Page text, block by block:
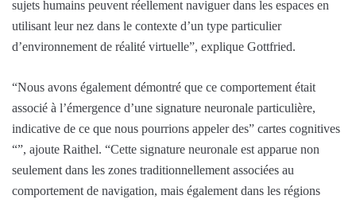
sujets humains peuvent réellement naviguer dans les espaces en
utilisant leur nez dans le contexte d’un type particulier
d’environnement de réalité virtuelle”, explique Gottfried.
“Nous avons également démontré que ce comportement était
associé à l’émergence d’une signature neuronale particulière,
indicative de ce que nous pourrions appeler des” cartes cognitives
“”, ajoute Raithel. “Cette signature neuronale est apparue non
seulement dans les zones traditionnellement associées au
comportement de navigation, mais également dans les régions